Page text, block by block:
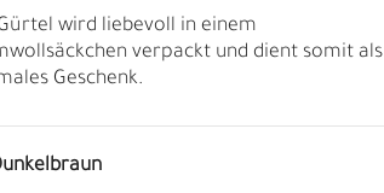
wird liebevoll in einem
verpackt und dient somit als
Geschenk.